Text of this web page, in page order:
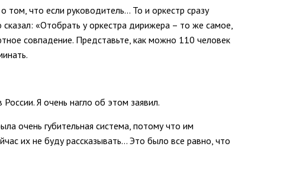
что если руководитель… То и оркестр сразу
«Отобрать у оркестра дирижера – то же самое,
совпадение. Представьте, как можно 110 человек
Я очень нагло об этом заявил.
очень губительная система, потому что им
их не буду рассказывать… Это было все равно, что